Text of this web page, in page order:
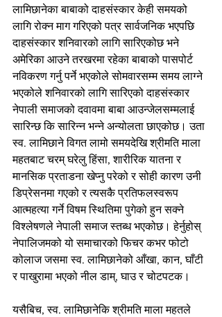
लामिछानेका बाबाको दाहसंस्कार केही समयको
लागि रोक्न माग गरिएको पत्र सार्वजनिक भएपछि
दाहसंस्कार शनिवारको लागि सारिएकोछ भने
अमेरिका आउने तरखरमा रहेका बाबाको पासपोर्ट
नविकरण गर्नु पर्ने भएकोले सोमवारसम्म समय लाग्ने
भएकोले शनिवारको लागि सारिएको दाहसंस्कार
नेपाली समाजको दवावमा बाबा आउन्जेलसम्मलाई
सारिन्छ कि सारिन्न भन्ने अन्योलता छाएकोछ। उता
स्व. लामिछाने विगत लामो समयदेखि श्रीमति माला
महतबाट चरम् घरेलु हिंसा, शारीरिक यातना र
मानसिक प्रताडना खेप्नु परेको र सोही कारण उनी
डिप्रेसनमा गएको र त्यसकै प्रतिफलस्वरूप
आत्महत्या गर्ने विषम स्थितिमा पुगेको हुन सक्ने
विश्लेषणले नेपाली समाज स्तब्ध भएकोछ। हेर्नुहोस्
नेपालिजमको यो समाचारको फिचर कभर फोटो
कोलाज जसमा स्व. लामिछानेको आँखा, कान, घाँटी
र पाखुरामा भएको नील डाम्, घाउ र चोटपटक।
यसैबिच, स्व. लामिछानेकि श्रीमति माला महतले